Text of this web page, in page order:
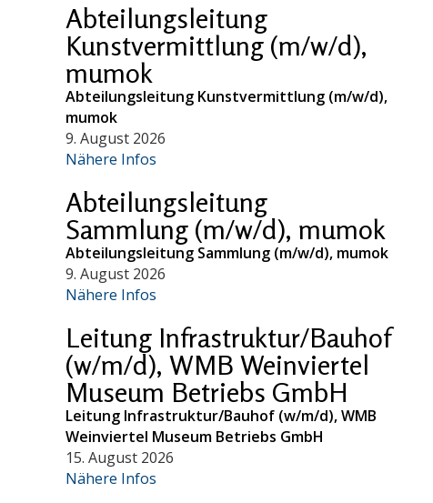
Abteilungsleitung
Kunstvermittlung (m/w/d),
mumok
Abteilungsleitung Kunstvermittlung (m/w/d),
mumok
9. August 2026
Nähere Infos
Abteilungsleitung
Sammlung (m/w/d), mumok
Abteilungsleitung Sammlung (m/w/d), mumok
9. August 2026
Nähere Infos
Leitung Infrastruktur/Bauhof
(w/m/d), WMB Weinviertel
Museum Betriebs GmbH
Leitung Infrastruktur/Bauhof (w/m/d), WMB
Weinviertel Museum Betriebs GmbH
15. August 2026
Nähere Infos